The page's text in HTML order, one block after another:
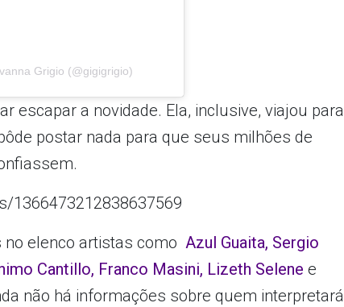
Grigio (@gigigrigio)
escapar a novidade. Ela, inclusive, viajou para
postar nada para que seus milhões de
1366473212838637569
elenco artistas como Azul Guaita, Sergio
Cantillo, Franco Masini, Lizeth Selene e
não há informações sobre quem interpretará